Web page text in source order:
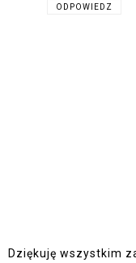
ODPOWIEDZ
Dziękuję wszystkim